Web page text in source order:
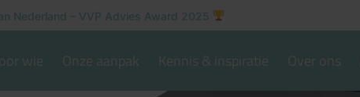
Nederland – VVP Advies Award 2025
wie Onze aanpak Kennis & inspiratie Over ons